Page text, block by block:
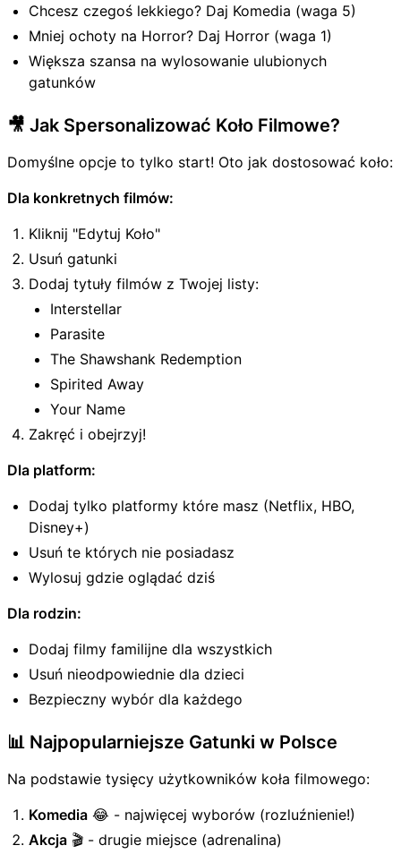
Chcesz czegoś lekkiego? Daj Komedia (waga 5)
Mniej ochoty na Horror? Daj Horror (waga 1)
Większa szansa na wylosowanie ulubionych
gatunków
🎥 Jak Spersonalizować Koło Filmowe?
Domyślne opcje to tylko start! Oto jak dostosować koło:
Dla konkretnych filmów:
Kliknij "Edytuj Koło"
Usuń gatunki
Dodaj tytuły filmów z Twojej listy:
Interstellar
Parasite
The Shawshank Redemption
Spirited Away
Your Name
Zakręć i obejrzyj!
Dla platform:
Dodaj tylko platformy które masz (Netflix, HBO,
Disney+)
Usuń te których nie posiadasz
Wylosuj gdzie oglądać dziś
Dla rodzin:
Dodaj filmy familijne dla wszystkich
Usuń nieodpowiednie dla dzieci
Bezpieczny wybór dla każdego
📊 Najpopularniejsze Gatunki w Polsce
Na podstawie tysięcy użytkowników koła filmowego:
Komedia 😂 - najwięcej wyborów (rozluźnienie!)
Akcja 🎬 - drugie miejsce (adrenalina)